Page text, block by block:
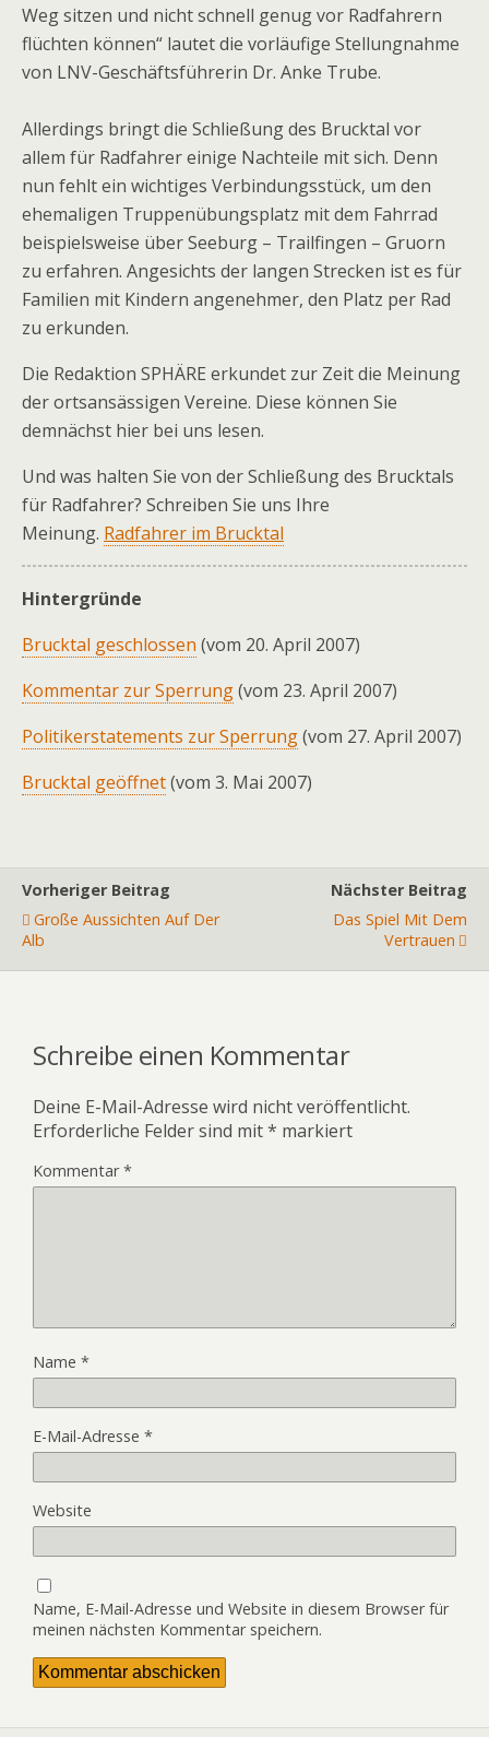
Weg sitzen und nicht schnell genug vor Radfahrern
flüchten können“ lautet die vorläufige Stellungnahme
von LNV-Geschäftsführerin Dr. Anke Trube.
Allerdings bringt die Schließung des Brucktal vor
allem für Radfahrer einige Nachteile mit sich. Denn
nun fehlt ein wichtiges Verbindungsstück, um den
ehemaligen Truppenübungsplatz mit dem Fahrrad
beispielsweise über Seeburg – Trailfingen – Gruorn
zu erfahren. Angesichts der langen Strecken ist es für
Familien mit Kindern angenehmer, den Platz per Rad
zu erkunden.
Die Redaktion SPHÄRE erkundet zur Zeit die Meinung
der ortsansässigen Vereine. Diese können Sie
demnächst hier bei uns lesen.
Und was halten Sie von der Schließung des Brucktals
für Radfahrer? Schreiben Sie uns Ihre
Meinung. Radfahrer im Brucktal
Hintergründe
Brucktal geschlossen (vom 20. April 2007)
Kommentar zur Sperrung(vom 23. April 2007)
Politikerstatements zur Sperrung(vom 27. April 2007)
Brucktal geöffnet(vom 3. Mai 2007)
Vorheriger Beitrag
Große Aussichten Auf Der
Alb
Nächster Beitrag
Das Spiel Mit Dem
Vertrauen
Schreibe einen Kommentar
Deine E-Mail-Adresse wird nicht veröffentlicht.
Erforderliche Felder sind mit* markiert
Kommentar*
Name *
E-Mail-Adresse *
Website
Name, E-Mail-Adresse und Website in diesem Browser für
meinen nächsten Kommentar speichern.